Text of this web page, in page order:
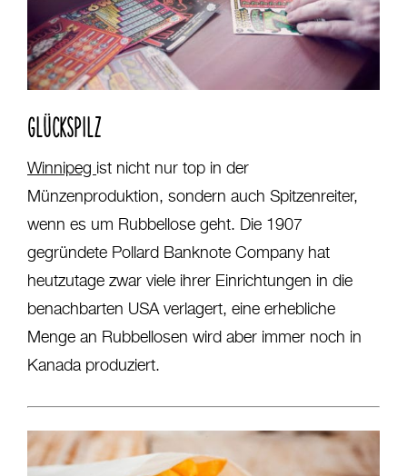
GLÜCKSPILZ
Winnipeg ist nicht nur top in der
Münzenproduktion, sondern auch Spitzenreiter,
wenn es um Rubbellose geht. Die 1907
gegründete Pollard Banknote Company hat
heutzutage zwar viele ihrer Einrichtungen in die
benachbarten USA verlagert, eine erhebliche
Menge an Rubbellosen wird aber immer noch in
Kanada produziert.